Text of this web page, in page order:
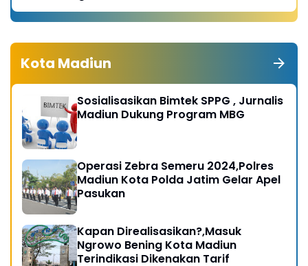
Kota Madiun
Sosialisasikan Bimtek SPPG , Jurnalis
Madiun Dukung Program MBG
Operasi Zebra Semeru 2024,Polres
Madiun Kota Polda Jatim Gelar Apel
Pasukan
Kapan Direalisasikan?,Masuk
Ngrowo Bening Kota Madiun
Terindikasi Dikenakan Tarif